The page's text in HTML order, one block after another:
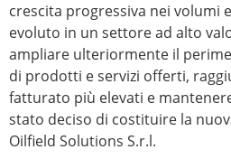
crescita progressiva nei volumi
evoluto in un settore ad alto
ampliare ulteriormente il
di prodotti e servizi offerti,
fatturato più elevati e
stato deciso di costituire la
Oilfield Solutions S.r.l.